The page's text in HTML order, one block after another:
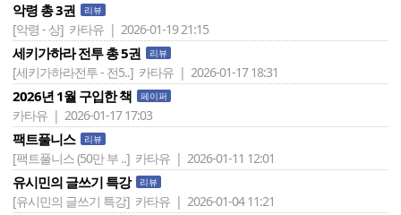
악령 총 3권 리뷰
[악령 - 상] 카타유 | 2026-01-19 21:15
세키가하라 전투 총 5권 리뷰
[세키가하라전투 - 전5..] 카타유 | 2026-01-17 18:31
2026년 1월 구입한 책 페이퍼
카타유 | 2026-01-17 17:03
팩트풀니스 리뷰
[팩트풀니스 (50만 부 ..] 카타유 | 2026-01-11 12:01
유시민의 글쓰기 특강 리뷰
[유시민의 글쓰기 특강] 카타유 | 2026-01-04 11:21